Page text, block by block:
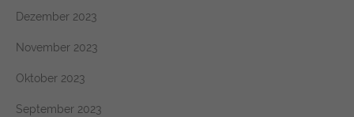
Dezember 2023
November 2023
Oktober 2023
September 2023